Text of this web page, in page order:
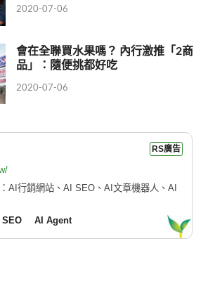
2020-07-06
會在全聯買水果嗎？ 內行激推「2商
品」：隨便挑都好吃
2020-07-06
RS廣告
AI行銷網站、AI SEO、AI文章機器人、AI
SEO AI Agent